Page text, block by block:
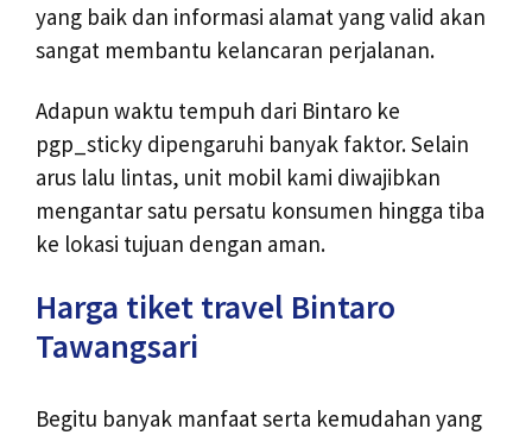
yang baik dan informasi alamat yang valid akan
sangat membantu kelancaran perjalanan.
Adapun waktu tempuh dari Bintaro ke
pgp_sticky dipengaruhi banyak faktor. Selain
arus lalu lintas, unit mobil kami diwajibkan
mengantar satu persatu konsumen hingga tiba
ke lokasi tujuan dengan aman.
Harga tiket travel Bintaro
Tawangsari
Begitu banyak manfaat serta kemudahan yang